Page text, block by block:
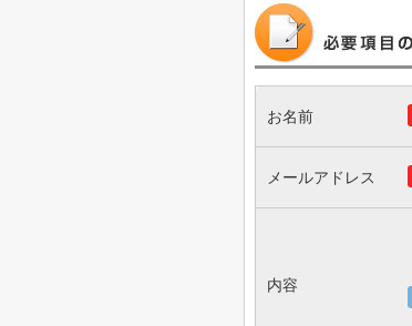
お名前
メールアドレス
内容